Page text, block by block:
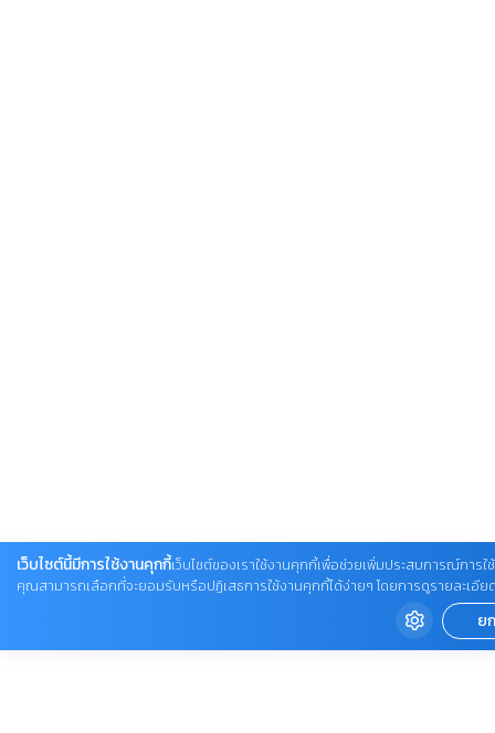
เว็บไซต์นี้มีการใช้งานคุกกี้เว็บไซต์ของเราใช้งานคุกกี้เพื่อช่วยเพิ่มประสบการณ์การใ
คุณสามารถเลือกที่จะยอมรับหรือปฏิเสธการใช้งานคุกกี้ได้ง่ายๆ โดยการดูรายละเอีย
ย